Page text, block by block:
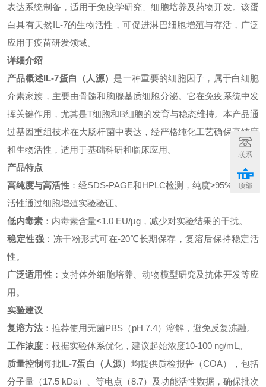
表达系统制备，适用于免疫学研究、细胞培养及药物开发。该蛋
白具有天然IL-7的生物活性，可促进淋巴细胞增殖与存活，广泛
应用于疫苗研发领域。
详细介绍
产品概述IL-7蛋白（人源） 是一种重要的细胞因子，属于白细胞
介素家族，主要由骨髓和胸腺基质细胞分泌。它在免疫系统中发
挥关键作用，尤其是T细胞和B细胞的发育与稳态维持。本产品通
过基因重组技术在大肠杆菌中表达，经严格纯化工艺确保高纯度
和生物活性，适用于基础科研和临床应用。
产品特点
高纯度与高活性 ：经SDS-PAGE和HPLC检测，纯度≥95%，生物
活性通过细胞增殖实验验证。
低内毒素 ：内毒素含量<1.0 EU/μg，减少对实验结果的干扰。
稳定性强 ：冻干粉形式可在-20℃长期保存，复溶后保持稳定活
性。
广泛适用性：支持体外细胞培养、动物模型研究及抗体开发等应
用。
实验建议
复溶方法 ：推荐使用无菌PBS（pH 7.4）溶解，避免反复冻融。
工作浓度 ：根据实验体系优化，建议起始浓度10-100 ng/mL。
质量控制每批IL-7蛋白（人源） 均提供质检报告（COA），包括
分子量（17.5 kDa）、等电点（8.7）及功能活性数据，确保批次
联系
顶部